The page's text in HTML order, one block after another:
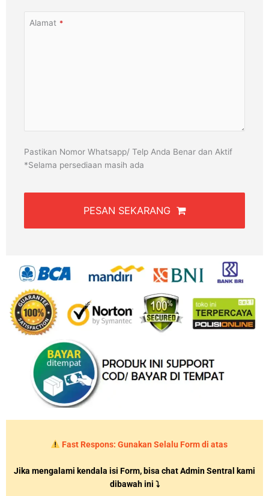
Alamat *
Pastikan Nomor Whatsapp/ Telp Anda Benar dan Aktif
*Selama persediaan masih ada
PESAN SEKARANG
Fast Respons: Gunakan Selalu Form di atas
Jika mengalami kendala isi Form, bisa chat Admin Sentral kami
dibawah ini ⤵